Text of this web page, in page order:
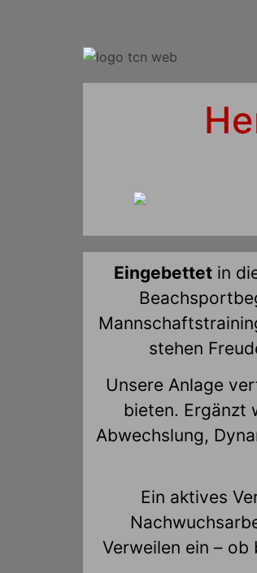
Eingebettet in
stehen
Unsere Anlage
bieten. Ergänzt
Abwechslung,
Ein aktives
Verweilen ein – ob